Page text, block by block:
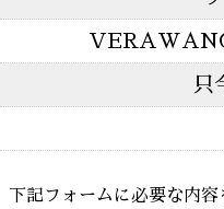
只
下記フォームに必要な内